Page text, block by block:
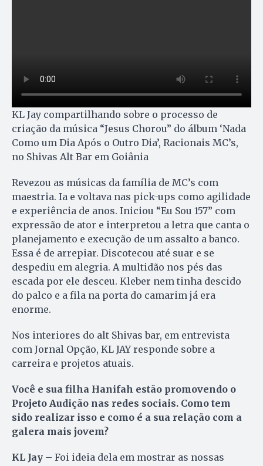
KL Jay compartilhando sobre o processo de
criação da música “Jesus Chorou” do álbum ‘Nada
Como um Dia Após o Outro Dia’, Racionais MC’s,
no Shivas Alt Bar em Goiânia
Revezou as músicas da família de MC’s com
maestria. Ia e voltava nas pick-ups como agilidade
e experiência de anos. Iniciou “Eu Sou 157” com
expressão de ator e interpretou a letra que canta o
planejamento e execução de um assalto a banco.
Essa é de arrepiar. Discotecou até suar e se
despediu em alegria. A multidão nos pés das
escada por ele desceu. Kleber nem tinha descido
do palco e a fila na porta do camarim já era
enorme.
Nos interiores do alt Shivas bar, em entrevista
com Jornal Opção, KL JAY responde sobre a
carreira e projetos atuais.
Você e sua filha Hanifah estão promovendo o
Projeto Audição nas redes sociais. Como tem
sido realizar isso e como é a sua relação com a
galera mais jovem?
KL Jay – Foi ideia dela em mostrar as nossas